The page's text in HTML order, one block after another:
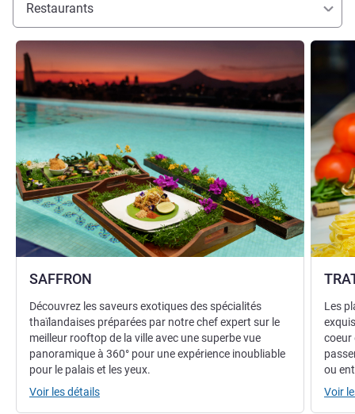
Restaurants
SAFFRON
Voir les détails
Découvrez les saveurs exotiques des spécialités
thaïlandaises préparées par notre chef expert sur le
meilleur rooftop de la ville avec une superbe vue
panoramique à 360° pour une expérience inoubliable
pour le palais et les yeux.
Voir les détails
Voir les
Les
coeur
ou
Voir